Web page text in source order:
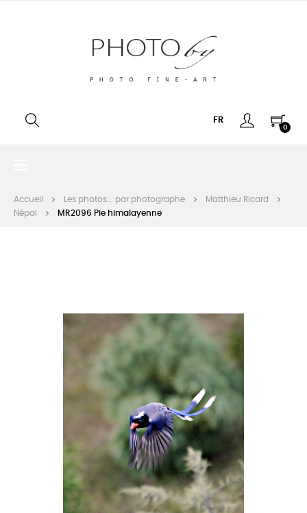
FR
0
Accueil Les photos... par photographe
Matthieu Ricard
Népal
MR2096 Pie himalayenne